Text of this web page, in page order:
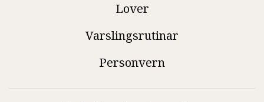
Lover
Varslingsrutinar
Personvern